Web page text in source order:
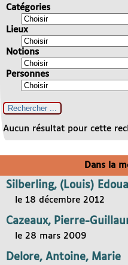
Catégories
Lieux
Notions
Personnes
Aucun résultat pour cette
Dans la
Silberling, (Louis)
le 18 décembre 2012
Cazeaux, Pierre-
le 28 mars 2009
Delore, Antoine, Marie